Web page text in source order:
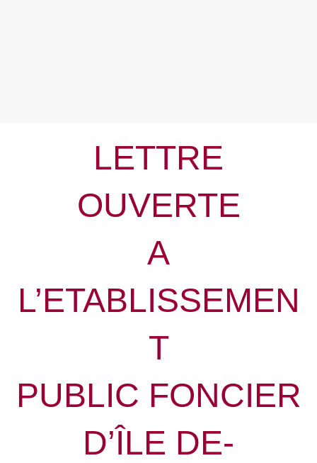
LETTRE
OUVERTE
A
L’ETABLISSEMEN
T
PUBLIC FONCIER
D’ÎLE DE-